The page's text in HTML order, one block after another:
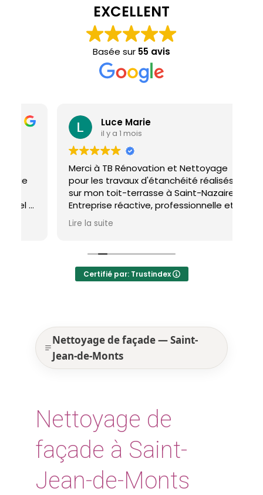
EXCELLENT
Basée sur 55 avis
Luce Marie
il y a 1 mois
Merci à TB Rénovation et Nettoyage
pour les travaux d'étanchéité réalisés
sur mon toit-terrasse à Saint-Nazaire.
Entreprise réactive, professionnelle et
agréable. Le travail a été réalisé avec
soin et dans les délais. Je recommande
Lire la suite
Certifié par: Trustindex
Nettoyage de façade — Saint-
Jean-de-Monts
Nettoyage de
façade à Saint-
Jean-de-Monts